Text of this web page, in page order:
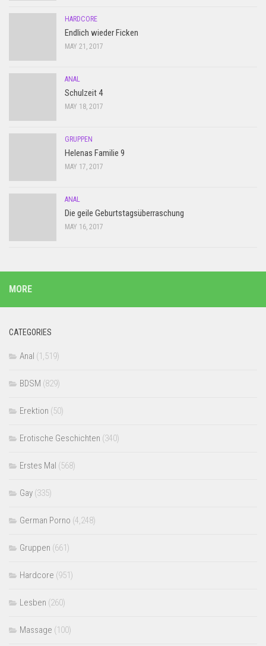
HARDCORE
Endlich wieder Ficken
MAY 21, 2017
ANAL
Schulzeit 4
MAY 18, 2017
GRUPPEN
Helenas Familie 9
MAY 17, 2017
ANAL
Die geile Geburtstagsüberraschung
MAY 16, 2017
MORE
CATEGORIES
Anal (1,519)
BDSM (829)
Erektion (50)
Erotische Geschichten (340)
Erstes Mal (568)
Gay (335)
German Porno (4,248)
Gruppen (661)
Hardcore (951)
Lesben (260)
Massage (100)